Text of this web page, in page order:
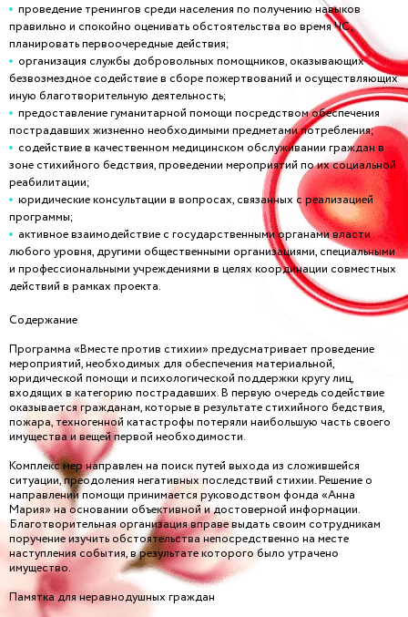
проведение тренингов среди населения по получению навыков
правильно и спокойно оценивать обстоятельства во время ЧС,
планировать первоочередные действия;
организация службы добровольных помощников, оказывающих
безвозмездное содействие в сборе пожертвований и осуществляющих
иную благотворительную деятельность;
предоставление гуманитарной помощи посредством обеспечения
пострадавших жизненно необходимыми предметами потребления;
содействие в качественном медицинском обслуживании граждан в
зоне стихийного бедствия, проведении мероприятий по их социальной
реабилитации;
юридические консультации в вопросах, связанных с реализацией
программы;
активное взаимодействие с государственными органами власти
любого уровня, другими общественными организациями, специальными
и профессиональными учреждениями в целях координации совместных
действий в рамках проекта.
Содержание
Программа «Вместе против стихии» предусматривает проведение
мероприятий, необходимых для обеспечения материальной,
юридической помощи и психологической поддержки кругу лиц,
входящих в категорию пострадавших. В первую очередь содействие
оказывается гражданам, которые в результате стихийного бедствия,
пожара, техногенной катастрофы потеряли наибольшую часть своего
имущества и вещей первой необходимости.
Комплекс мер направлен на поиск путей выхода из сложившейся
ситуации, преодоления негативных последствий стихии. Решение о
направлении помощи принимается руководством фонда «Анна
Мария» на основании объективной и достоверной информации.
Благотворительная организация вправе выдать своим сотрудникам
поручение изучить обстоятельства непосредственно на месте
наступления события, в результате которого было утрачено
имущество.
Памятка для неравнодушных граждан